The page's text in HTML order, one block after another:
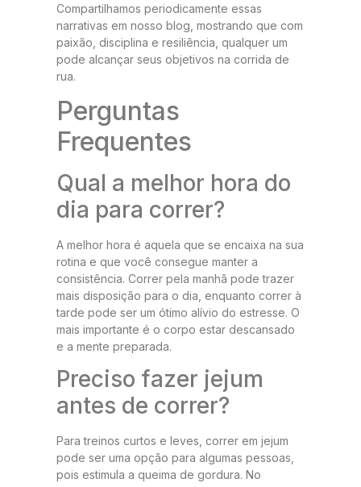
Compartilhamos periodicamente essas
narrativas em nosso blog, mostrando que com
paixão, disciplina e resiliência, qualquer um
pode alcançar seus objetivos na corrida de
rua.
Perguntas
Frequentes
Qual a melhor hora do
dia para correr?
A melhor hora é aquela que se encaixa na sua
rotina e que você consegue manter a
consistência. Correr pela manhã pode trazer
mais disposição para o dia, enquanto correr à
tarde pode ser um ótimo alívio do estresse. O
mais importante é o corpo estar descansado
e a mente preparada.
Preciso fazer jejum
antes de correr?
Para treinos curtos e leves, correr em jejum
pode ser uma opção para algumas pessoas,
pois estimula a queima de gordura. No